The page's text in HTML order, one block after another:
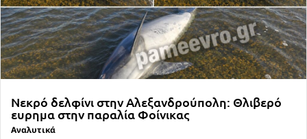
Νεκρό δελφίνι στην Αλεξανδρούπολη: Θλιβερό
ευρημα στην παραλία Φοίνικας
Αναλυτικά